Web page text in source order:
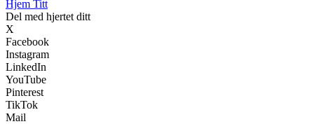
Hjem Titt
Del med hjertet ditt
X
Facebook
Instagram
LinkedIn
YouTube
Pinterest
TikTok
Mail